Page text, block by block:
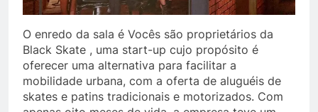
O enredo da sala é Vocês são proprietários da
Black Skate , uma start-up cujo propósito é
oferecer uma alternativa para facilitar a
mobilidade urbana, com a oferta de aluguéis de
skates e patins tradicionais e motorizados. Com